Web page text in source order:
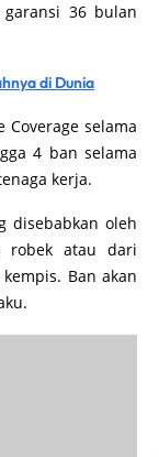
36 bulan
di Dunia
selama
4 ban selama
kerja.
disebabkan oleh
robek atau dari
Ban akan